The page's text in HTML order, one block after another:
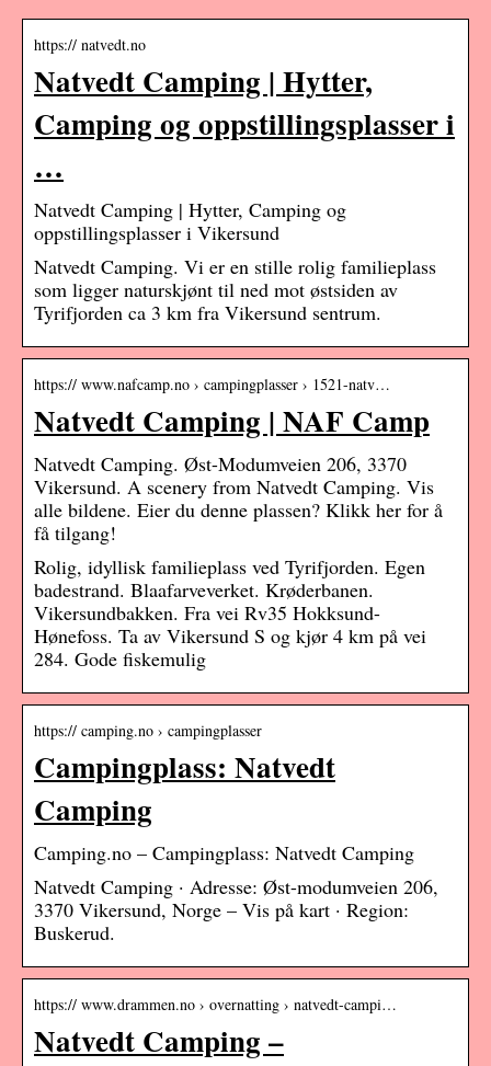
https:// natvedt.no
Natvedt Camping | Hytter,
Camping og oppstillingsplasser i
…
Natvedt Camping | Hytter, Camping og
oppstillingsplasser i Vikersund
Natvedt Camping. Vi er en stille rolig familieplass
som ligger naturskjønt til ned mot østsiden av
Tyrifjorden ca 3 km fra Vikersund sentrum.
https:// www.nafcamp.no › campingplasser › 1521-natv…
Natvedt Camping | NAF Camp
Natvedt Camping. Øst-Modumveien 206, 3370
Vikersund. A scenery from Natvedt Camping. Vis
alle bildene. Eier du denne plassen? Klikk her for å
få tilgang!
Rolig, idyllisk familieplass ved Tyrifjorden. Egen
badestrand. Blaafarveverket. Krøderbanen.
Vikersundbakken. Fra vei Rv35 Hokksund-
Hønefoss. Ta av Vikersund S og kjør 4 km på vei
284. Gode fiskemulig
https:// camping.no › campingplasser
Campingplass: Natvedt
Camping
Camping.no – Campingplass: Natvedt Camping
Natvedt Camping · Adresse: Øst-modumveien 206,
3370 Vikersund, Norge – Vis på kart · Region:
Buskerud.
https:// www.drammen.no › overnatting › natvedt-campi…
Natvedt Camping –